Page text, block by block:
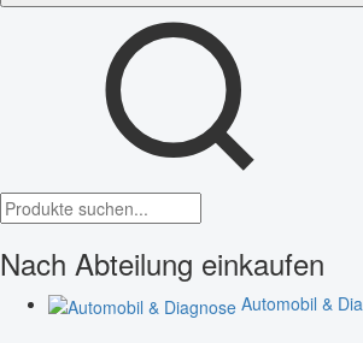
Nach Abteilung einkaufen
Automobil &